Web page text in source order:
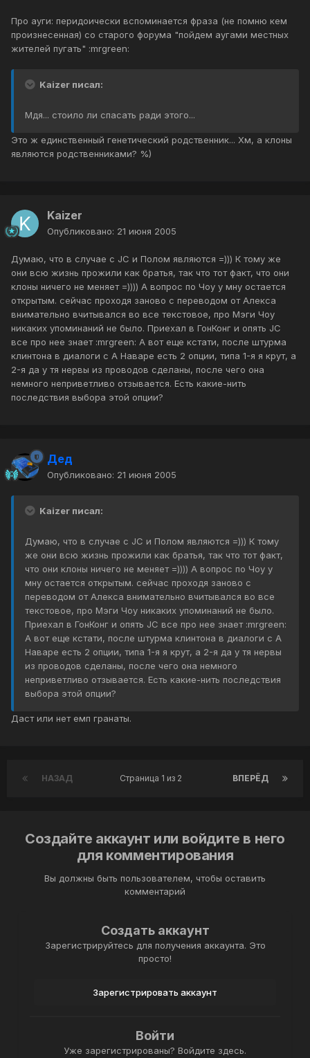
Про ауги: перидоически вспоминается фраза (не помню кем
произнесенная) со старого форума "пойдем аугами местных
жителей пугать" :mrgreen:
Kaizer писал:
Мдя... стоило ли спасать ради этого...
Это ж единственный генетический родственник... Хм, а клоны
являются родственниками? %)
Kaizer
Опубликовано: 21 июня 2005
Думаю, что в случае с JC и Полом являются =))) К тому же
они всю жизнь прожили как братья, так что тот факт, что они
клоны ничего не меняет =)))) А вопрос по Чоу у мну остается
открытым. сейчас проходя заново с переводом от Алекса
внимательно вчитывался во все текстовое, про Мэги Чоу
никаких упоминаний не было. Приехал в ГонКонг и опять JC
все про нее знает :mrgreen: А вот еще кстати, после штурма
клинтона в диалоги с А Наваре есть 2 опции, типа 1-я я крут, а
2-я да у тя нервы из проводов сделаны, после чего она
немного неприветливо отзывается. Есть какие-нить
последствия выбора этой опции?
Дед
Опубликовано: 21 июня 2005
Kaizer писал:
Думаю, что в случае с JC и Полом являются =))) К тому
же они всю жизнь прожили как братья, так что тот факт,
что они клоны ничего не меняет =)))) А вопрос по Чоу у
мну остается открытым. сейчас проходя заново с
переводом от Алекса внимательно вчитывался во все
текстовое, про Мэги Чоу никаких упоминаний не было.
Приехал в ГонКонг и опять JC все про нее знает :mrgreen:
А вот еще кстати, после штурма клинтона в диалоги с А
Наваре есть 2 опции, типа 1-я я крут, а 2-я да у тя нервы
из проводов сделаны, после чего она немного
неприветливо отзывается. Есть какие-нить последствия
выбора этой опции?
Даст или нет емп гранаты.
НАЗАД ВПЕРЁД
Страница 1 из 2
Создайте аккаунт или войдите в него
для комментирования
Вы должны быть пользователем, чтобы оставить
комментарий
Создать аккаунт
Зарегистрируйтесь для получения аккаунта. Это
просто!
Зарегистрировать аккаунт
Войти
Уже зарегистрированы? Войдите здесь.